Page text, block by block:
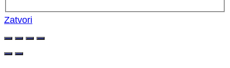
Zatvori